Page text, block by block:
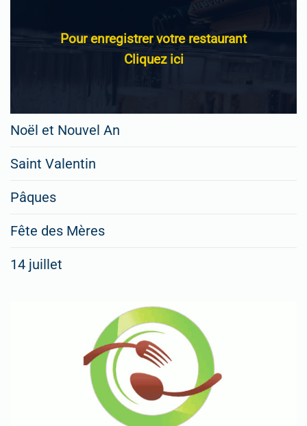
Pour enregistrer votre restaurant
Cliquez ici
Noël et Nouvel An
Saint Valentin
Pâques
Fête des Mères
14 juillet